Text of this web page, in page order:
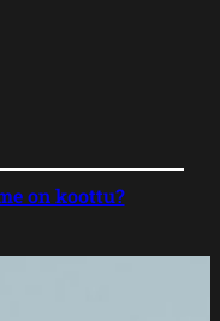
on koottu?